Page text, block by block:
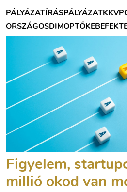
PÁLYÁZATÍRÁSPÁLYÁZATKKV
ORSZÁGOSDIMOP
Figyelem,
millió okod van